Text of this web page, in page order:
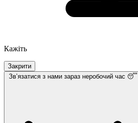
Кажіть
Закрити
Звʼязатися з нами зараз неробочий час 😴